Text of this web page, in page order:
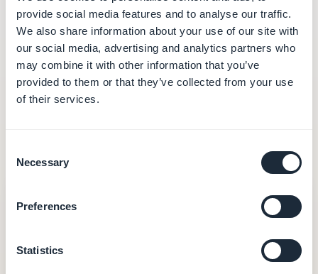
provide social media features and to analyse our traffic.
We also share information about your use of our site with
our social media, advertising and analytics partners who
may combine it with other information that you’ve
provided to them or that they’ve collected from your use
of their services.
Selection
Necessary
Preferences
Statistics
Den reelle pris: hvad der
er med i prisen
Det annoncerede abonnement fortæller kun en del
af historien — og endnu mindre, når modellen er